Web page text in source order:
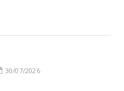
30/07/2026